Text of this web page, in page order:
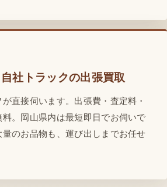
社トラックの出張買取
直接伺います。出張費・査定料・
。岡山県内は最短即日でお伺いで
量のお品物も、運び出しまでお任せ